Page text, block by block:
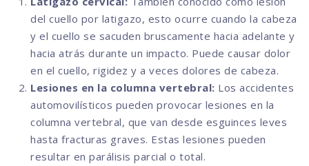
del cuello por latigazo, esto ocurre cuando la cabeza
y el cuello se sacuden bruscamente hacia adelante y
hacia atrás durante un impacto. Puede causar dolor
en el cuello, rigidez y a veces dolores de cabeza.
Lesiones en la columna vertebral: Los accidentes
automovilísticos pueden provocar lesiones en la
columna vertebral, que van desde esguinces leves
hasta fracturas graves. Estas lesiones pueden
resultar en parálisis parcial o total.